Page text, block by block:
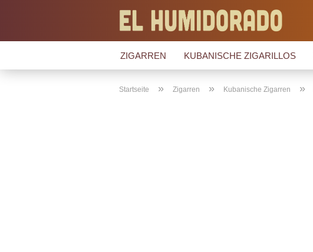
ZIGARREN KUBANISCHE ZIGARILLOS
Startseite » Zigarren » Kubanische Zigarren »